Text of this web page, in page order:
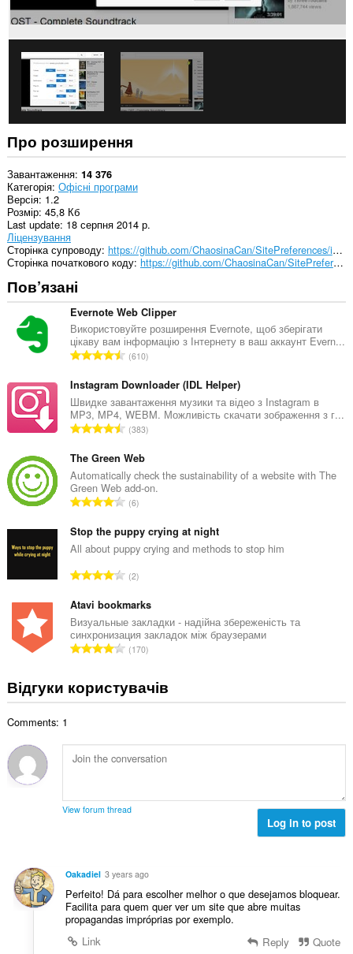
визначають,
чи
використовувати
можливості,
файли
cookie,
JavaScript
і
плагіни
Це
розширення
може
отримувати
доступ
до
даних
щодо
ваших
вкладок
журналу
перегляду.
Про розширення
Завантаження 14 376
Категорія Офісні програми
Версія 1.2
Розмір 45,8 Кб
Last update 18 серпня 2014 р.
Ліцензування
Сторінка супроводу
https://github.com/ChaosinaCan/SitePreferences/issues
Сторінка початкового коду
https://github.com/ChaosinaCan/SitePreferences
Пов’язані
Evernote Web Clipper
Використовуйте розширення Evernote, щоб зберігати
цікаву вам інформацію з Інтернету в ваш аккаунт Evern...
З
г
а
л
ь
а
к
і
л
ь
к
і
с
ь
о
ц
і
ю
в
і
в
610
Instagram Downloader (IDL Helper)
Швидке завантаження музики та відео з Instagram в
MP3, MP4, WEBM. Можливість скачати зображення з г...
З
г
а
л
ь
а
к
і
л
ь
к
і
с
о
н
ю
ч
383
The Green Web
Automatically check the sustainability of a website with The
Green Web add-on.
З
г
а
ь
а
к
і
л
к
і
ь
і
н
ч
і
в
:
6
Stop the puppy crying at night
All about puppy crying and methods to stop him
З
г
а
л
ь
а
к
ь
к
т
і
н
ю
в
2
Atavi bookmarks
Визуальные закладки - надійна збереженість та
синхронизация закладок між браузерами
З
а
н
а
л
с
ь
о
170
Відгуки користувачів
Comments: 1
View forum thread
Log in to post
Oakadiel 3 years ago
Perfeito! Dá para escolher melhor o que desejamos bloquear.
Facilita para quem quer ver um site que abre muitas
propagandas impróprias por exemplo.
Link
Reply Quote